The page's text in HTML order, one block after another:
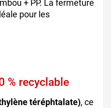
+ PP. La fermeture
pour les
% recyclable
téréphtalate), ce